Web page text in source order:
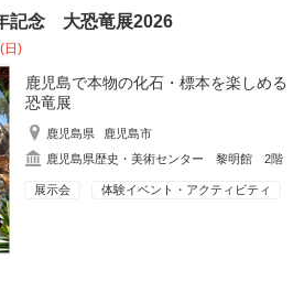
記念 大恐竜展2026
日)
鹿児島で本物の化石・標本を楽しめる
恐竜展
鹿児島県
鹿児島市
鹿児島県歴史・美術センター 黎明館 2階
展示会 体験イベント・アクティビティ